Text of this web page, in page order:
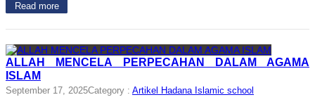
Read more
ALLAH MENCELA PERPECAHAN DALAM AGAMA
ISLAM
September 17, 2025Category : Artikel Hadana Islamic school